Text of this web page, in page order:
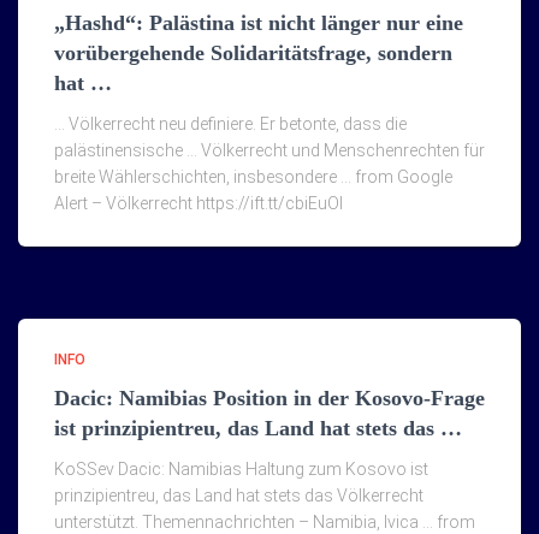
„Hashd“: Palästina ist nicht länger nur eine
vorübergehende Solidaritätsfrage, sondern
hat …
… Völkerrecht neu definiere. Er betonte, dass die
palästinensische … Völkerrecht und Menschenrechten für
breite Wählerschichten, insbesondere … from Google
Alert – Völkerrecht https://ift.tt/cbiEuOI
INFO
Dacic: Namibias Position in der Kosovo-Frage
ist prinzipientreu, das Land hat stets das …
KoSSev Dacic: Namibias Haltung zum Kosovo ist
prinzipientreu, das Land hat stets das Völkerrecht
unterstützt. Themennachrichten – Namibia, Ivica … from